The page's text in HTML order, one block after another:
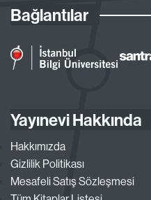
Bağlantılar
Yayınevi Hakkında
Hakkımızda
Gizlilik Politikası
Mesafeli Satış Sözleşmesi